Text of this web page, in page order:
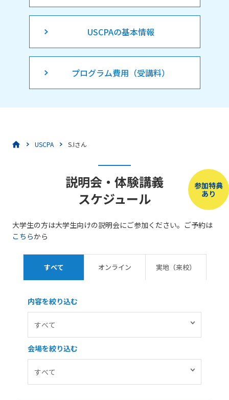
USCPAの基本情報
プログラム費用（受講料）
USCPA S.Iさん
参加特典
あり
説明会・体験講義
スケジュール
大学生の方は大学生向けの説明会にご参加ください。ご予約は
こちらから
すべて オンライン 実地（来校）
内容を絞り込む
会場を絞り込む